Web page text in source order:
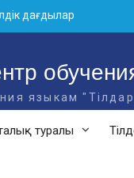
дағдылар
ОБЛЫСТЫҚ
языкам
туралы